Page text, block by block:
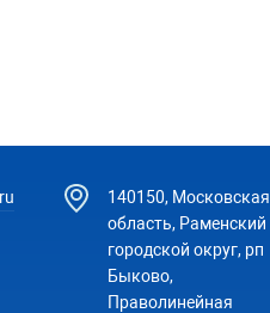
140150, Московская
область, Раменский
городской округ, рп
Быково,
Праволинейная